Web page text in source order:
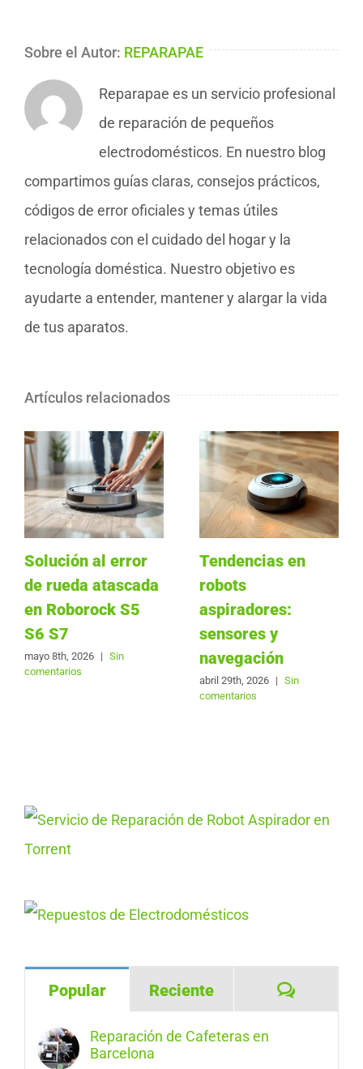
Sobre el Autor: REPARAPAE
Reparapae es un servicio profesional
de reparación de pequeños
electrodomésticos. En nuestro blog
compartimos guías claras, consejos prácticos,
códigos de error oficiales y temas útiles
relacionados con el cuidado del hogar y la
tecnología doméstica. Nuestro objetivo es
ayudarte a entender, mantener y alargar la vida
de tus aparatos.
Artículos relacionados
Solución al error
de rueda atascada
en Roborock S5
S6 S7
mayo 8th, 2026 | Sin
comentarios
Tendencias en
robots
aspiradores:
sensores y
navegación
abril 29th, 2026 | Sin
comentarios
Popular Reciente
Reparación de Cafeteras en
Barcelona